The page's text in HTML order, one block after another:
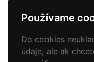
Používame
Do cookies
údaje, ale ak
Veľkoformátova tlač
Reklamný textil
Polepy áut
Tlač plagátov a